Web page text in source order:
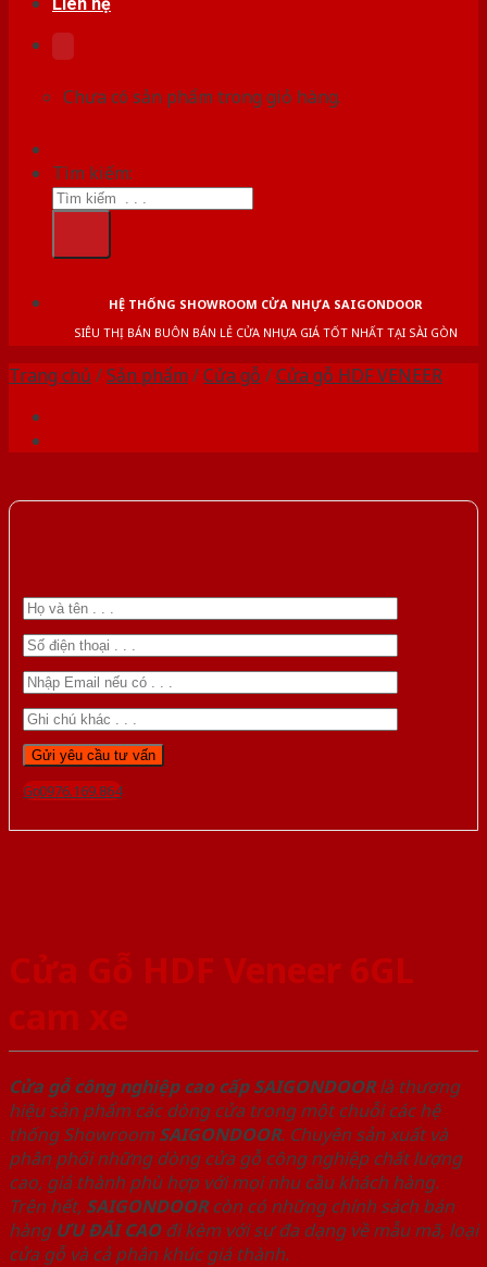
Chưa có sản phẩm trong giỏ hàng.
Tìm kiếm:
HỆ THỐNG SHOWROOM CỬA NHỰA SAIGONDOOR
SIÊU THỊ BÁN BUÔN BÁN LẺ CỬA NHỰA GIÁ TỐT NHẤT TẠI SÀI GÒN
Trang chủ /Sản phẩm /Cửa gỗ /Cửa gỗ HDF VENEER
Gọi 0976.169.864
Cửa Gỗ HDF Veneer 6GL
cam xe
Cửa gỗ công nghiệp cao cấp SAIGONDOORlà thương
hiệu sản phẩm các dòng cửa trong một chuỗi các hệ
thống Showroom SAIGONDOOR. Chuyên sản xuất và
phân phối những dòng cửa gỗ công nghiệp chất lượng
cao, giá thành phù hợp với mọi nhu cầu khách hàng.
Trên hết, SAIGONDOORcòn có những chính sách bán
hàng ƯU ĐÃI CAOđi kèm với sự đa dạng về mẫu mã, loại
cửa gỗ và cả phân khúc giá thành.